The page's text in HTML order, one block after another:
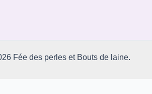
Fée des perles et Bouts de laine.